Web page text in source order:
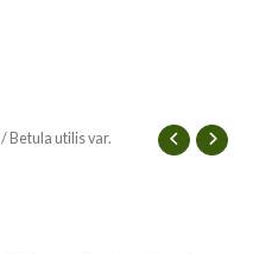
/ Betula utilis var.